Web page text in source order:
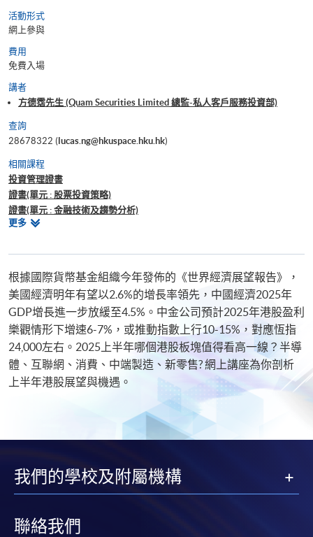
活動形式
網上參與
費用
免費入場
講者
方德霑先生 (Quam Securities Limited 總監-私人客戶服務投資部)
查詢
28678322 (lucas.ng@hkuspace.hku.hk)
相關課程
投資管理證書
證書(單元 : 股票投資策略)
證書(單元 : 金融技術及趨勢分析)
證書(單元 : 外匯、衍生工具、結構性產品及對沖基金交易策略)
證書（單元：環球新經濟投資攻略）
證書（單元：加密貨幣投資解碼）
更多相
根據國際貨幣基金組織今年發佈的《世界經濟展望報告》，
美國經濟明年有望以2.6%的增長率領先，中國經濟2025年
GDP增長進一步放緩至4.5%。中金公司預計2025年港股盈利
樂觀情形下增速6-7%，或推動指數上行10-15%，對應恆指
24,000左右。2025上半年哪個港股板塊值得看高一線？半導
體、互聯網、消費、中端製造、新零售? 網上講座為你剖析
上半年港股展望與機遇。
我們的學校及附屬機構
聯絡我們